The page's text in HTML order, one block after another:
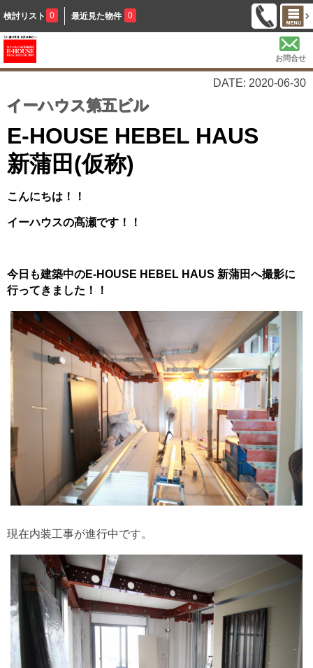
検討リスト 0 最近見た物件 0
お問合せ
DATE: 2020-06-30
イーハウス第五ビル
E-HOUSE HEBEL HAUS
新蒲田(仮称)
こんにちは！！
イーハウスの髙瀬です！！
今日も建築中のE-HOUSE HEBEL HAUS 新蒲田へ撮影に
行ってきました！！
現在内装工事が進行中です。